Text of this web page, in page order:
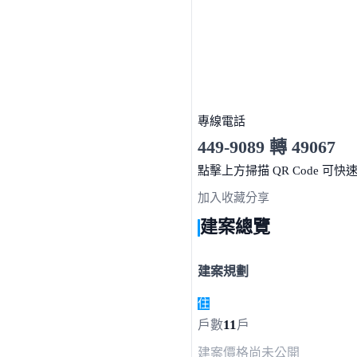
專線電話
449-9089 轉 49067
服務時間 10:00～19:00
點擊上方掃描 QR Code 可快
加入收藏分享
建案總覽
建案規劃
住
戶數11戶
建案價格尚未公開